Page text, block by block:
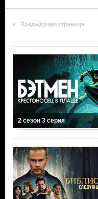
Предыдущая страница
2 сезон 3 серия